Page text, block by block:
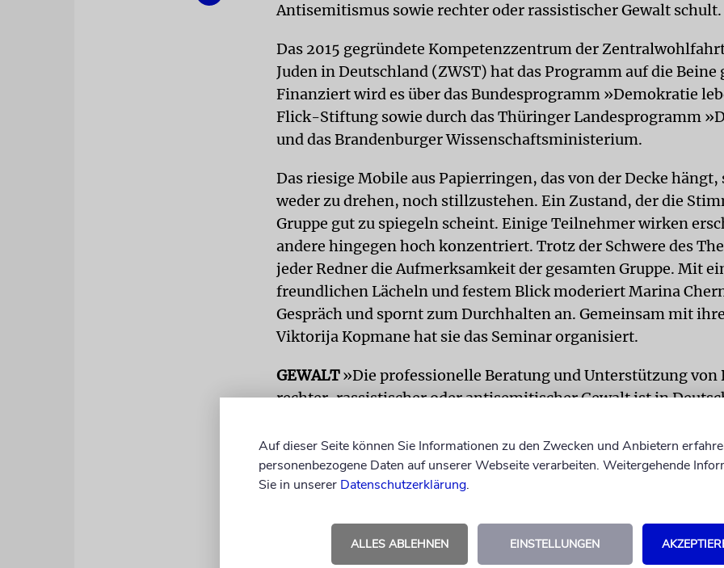
Antisemitismus sowie rechter oder rassistischer Gewalt schult.
Das 2015 gegründete Kompetenzzentrum der
Juden in Deutschland (ZWST) hat das Programm auf die Beine
Finanziert wird es über das Bundesprogramm »Demokratie
Flick-Stiftung sowie durch das Thüringer Landesprogramm
und das Brandenburger Wissenschaftsministerium.
Das riesige Mobile aus Papierringen, das von der Decke
weder zu drehen, noch stillzustehen. Ein Zustand, der die
Gruppe gut zu spiegeln scheint. Einige Teilnehmer wirken
andere hingegen hoch konzentriert. Trotz der Schwere des
jeder Redner die Aufmerksamkeit der gesamten Gruppe. Mit
freundlichen Lächeln und festem Blick moderiert Marina
Gespräch und spornt zum Durchhalten an. Gemeinsam mit
Viktorija Kopmane hat sie das Seminar organisiert.
GEWALT»Die professionelle Beratung und Unterstützung von
rechter, rassistischer oder antisemitischer Gewalt ist in
standen bei der Aufarbeitung von antisemitischer und
ausschließlich die Täter im Zentrum des Interesses. Seit dem
werde der Blick jedoch immer stärker auf eine fachgerechte
Den Begriff Opfer verwendet Chernivsky nur sehr ungern. Das
Auf dieser Seite können Sie Informationen zu den Zwecken und Anbietern
personenbezogene Daten auf unserer Webseite verarbeiten. Weitergehende
Sie in unserer Datenschutzerklärung.
ALLES ABLEHNEN EINSTELLUNGEN